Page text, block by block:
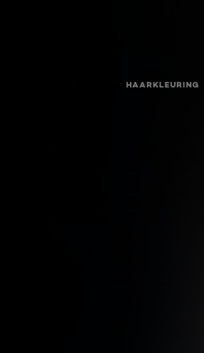
HAARKLEURING